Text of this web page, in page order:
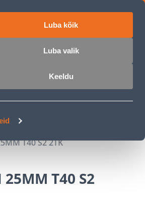
Luba kõik
Luba valik
Keeldu
T40 S2 2TK
25MM T40 S2